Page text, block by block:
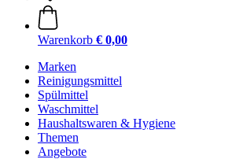
Warenkorb € 0,00
Marken
Reinigungsmittel
Spülmittel
Waschmittel
Haushaltswaren & Hygiene
Themen
Angebote